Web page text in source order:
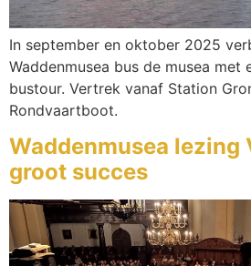
In september en oktober 2025
Waddenmusea bus de musea met
bustour. Vertrek vanaf Station
Rondvaartboot.
Waddenmusea lezing
groot succes